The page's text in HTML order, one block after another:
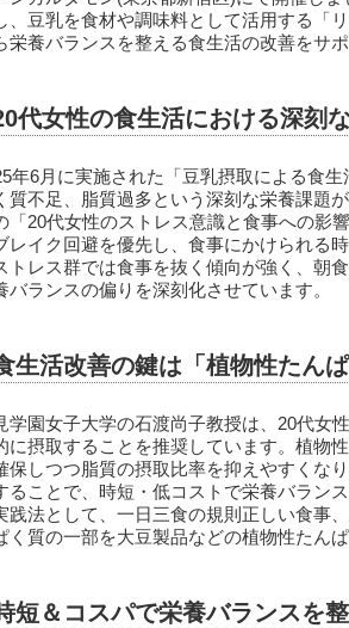
、豆乳を食材や調味料として活用する「
栄養バランスを整える食生活の改善をサポ
代女性の食生活における深刻
年6月に実施された「豆乳摂取による食
質不足、脂質過多という深刻な栄養課題
「20代女性のストレス意識と食事への影
レイク回避を優先し、食事にかけられる
トレス群では食事を抜く傾向が強く、朝
バランスの偏りを深刻化させています。
生活改善の鍵は「植物性たんぱ
学園女子大学の石渡尚子教授は、20代女
に摂取することを推奨しています。植物
保しつつ脂質の摂取比率を抑えやすくな
ることで、時短・低コストで栄養バラン
践法として、一日三食の規則正しい食事
く質の一部を大豆製品などの植物性たん
短＆コスパで栄養バランスを